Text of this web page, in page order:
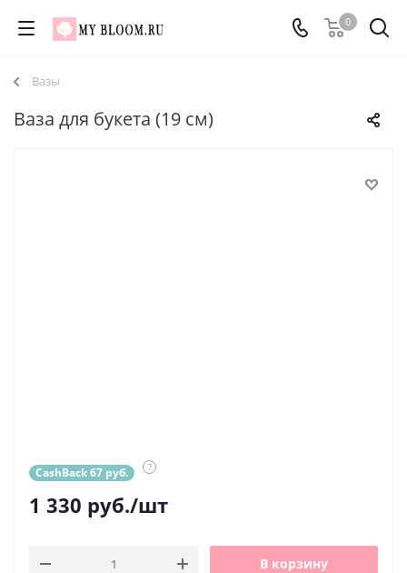
0
Вазы
Ваза для букета (19 см)
CashBack 67 руб. ?
1 330 руб./шт
В корзину